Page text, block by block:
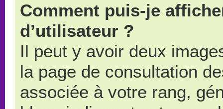
Comment puis-je
d’utilisateur ?
Il peut y avoir deux
la page de consultation
associée à votre rang,